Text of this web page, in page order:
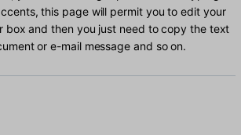
this page will permit you to edit your
box and then you just need to copy the text
or e-mail message and so on.